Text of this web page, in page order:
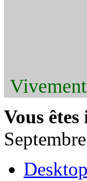
Vous êtes